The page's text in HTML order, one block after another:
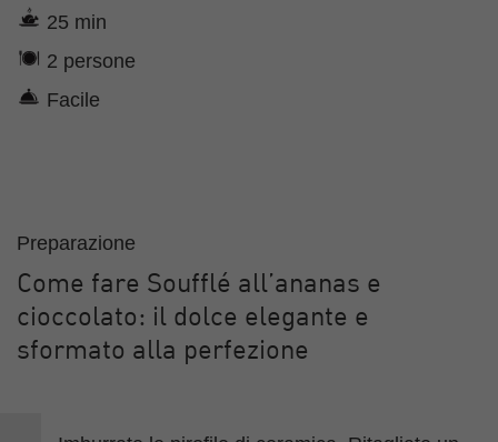
25 min
2 persone
Facile
Preparazione
Come fare Soufflé all’ananas e
cioccolato: il dolce elegante e
sformato alla perfezione